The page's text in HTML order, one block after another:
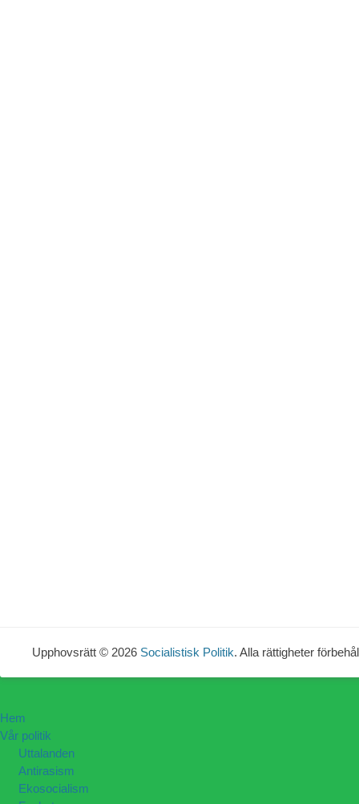
Upphovsrätt © 2026 Socialistisk Politik. Alla rättigheter
Hem
Vår politik
Uttalanden
Antirasism
Ekosocialism